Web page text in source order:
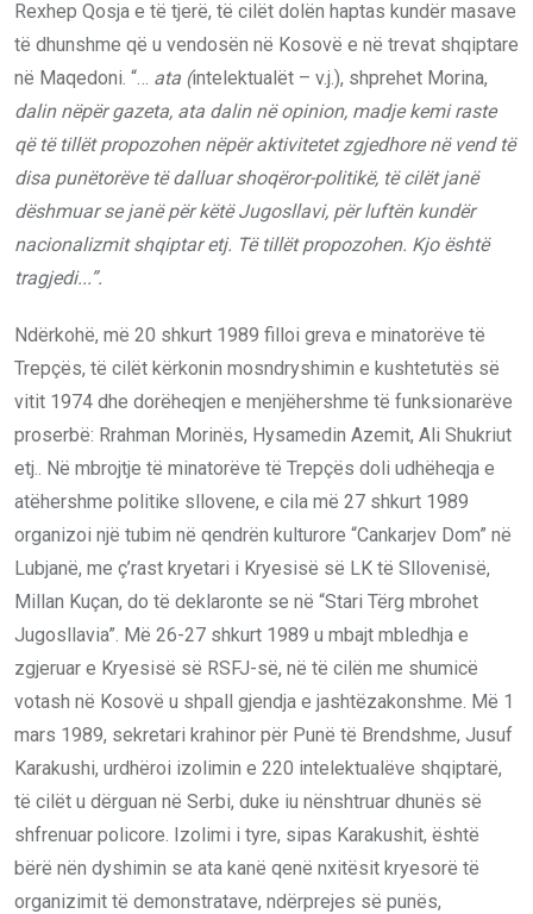
Rexhep Qosja e të tjerë, të cilët dolën haptas kundër masave
të dhunshme që u vendosën në Kosovë e në trevat shqiptare
në Maqedoni. “…
ata (intelektualët – v.j.), shprehet Morina,
dalin nëpër gazeta, ata dalin në opinion, madje kemi raste
që të tillët propozohen nëpër aktivitetet zgjedhore në vend të
disa punëtorëve të dalluar shoqëror-politikë, të cilët janë
dëshmuar se janë për këtë Jugosllavi, për luftën kundër
nacionalizmit shqiptar etj. Të tillëtpropozohen. Kjo është
tragjedi...”.
Ndërkohë, më 20 shkurt 1989 filloi greva e minatorëve të
Trepçës, të cilët kërkonin mosndryshimin e kushtetutës së
vitit 1974 dhe dorëheqjen e menjëhershme të funksionarëve
proserbë: Rrahman Morinës, Hysamedin Azemit, Ali Shukriut
etj.. Në mbrojtje të minatorëve të Trepçës doli udhëheqja e
atëhershme politike sllovene, e cila më 27 shkurt 1989
organizoi një tubim në qendrën kulturore “Cankarjev Dom” në
Lubjanë, me ç’rast kryetari i Kryesisë së LK të Sllovenisë,
Millan Kuçan, do të deklaronte se në “Stari Tërg mbrohet
Jugosllavia”. Më 26-27 shkurt 1989 u mbajt mbledhja e
zgjeruar e Kryesisë së RSFJ-së, në të cilën me shumicë
votash në Kosovë u shpall gjendja e jashtëzakonshme. Më 1
mars 1989, sekretari krahinor për Punë të Brendshme, Jusuf
Karakushi, urdhëroi izolimin e 220 intelektualëve shqiptarë,
të cilët u dërguan në Serbi, duke iu nënshtruar dhunës së
shfrenuar policore. Izolimi i tyre, sipas Karakushit, është
bërë nën dyshimin se ata kanë qenë nxitësit kryesorë të
organizimit të demonstratave, ndërprejes së punës,